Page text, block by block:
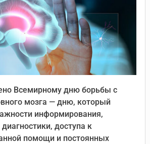
Всемирному дню борьбы с
мозга — дню, который
информирования,
доступа к
помощи и постоянных